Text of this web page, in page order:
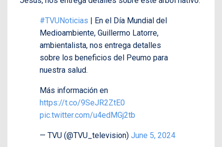
#TVUNoticias | En el Día Mundial del
Medioambiente, Guillermo Latorre,
ambientalista, nos entrega detalles
sobre los beneficios del Peumo para
nuestra salud.
Más información en
https://t.co/9SeJR2ZtE0
pic.twitter.com/u4edMGj2tb
— TVU (@TVU_television) June 5, 2024